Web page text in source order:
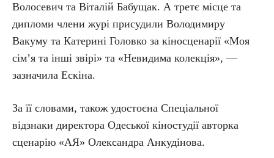
Волосевич та Віталій Бабущак. А третє місце та
дипломи члени журі присудили Володимиру
Вакуму та Катерині Головко за кіносценарії «Моя
сім’я та інші звірі» та «Невидима колекція», —
зазначила Ескіна.
За її словами, також удостоєна Спеціальної
відзнаки директора Одеської кіностудії авторка
сценарію «АЯ» Олександра Анкудінова.